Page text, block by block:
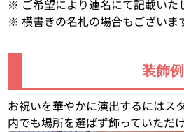
※ ご希望により連名にて記載いた
※ 横書きの名札の場合もございま
装飾例
お祝いを華やかに演出するにはス
内でも場所を選ばず飾っていただけ